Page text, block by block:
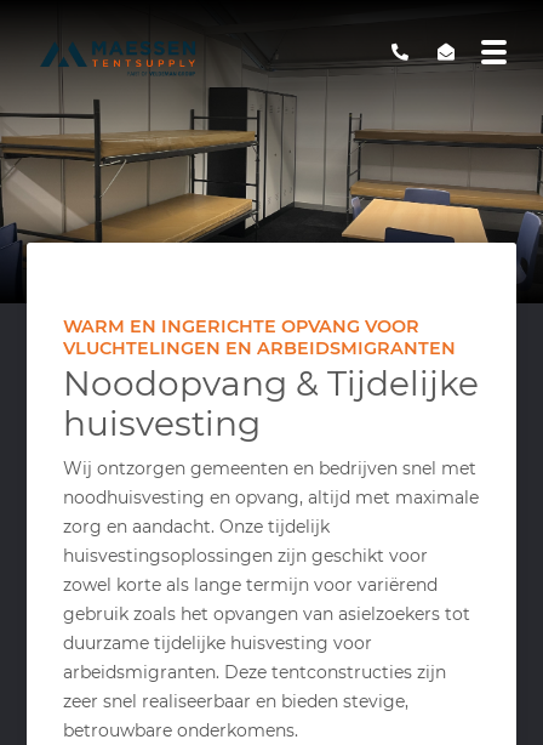
WARM EN INGERICHTE OPVANG VOOR
VLUCHTELINGEN EN ARBEIDSMIGRANTEN
Noodopvang & Tijdelijke
huisvesting
Wij ontzorgen gemeenten en bedrijven snel met
noodhuisvesting en opvang, altijd met maximale
zorg en aandacht. Onze tijdelijk
huisvestingsoplossingen zijn geschikt voor
zowel korte als lange termijn voor variërend
gebruik zoals het opvangen van asielzoekers tot
duurzame tijdelijke huisvesting voor
arbeidsmigranten. Deze tentconstructies zijn
zeer snel realiseerbaar en bieden stevige,
betrouwbare onderkomens.